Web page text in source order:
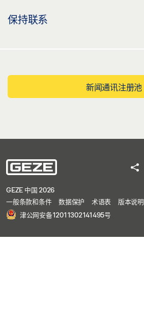
保持联系
新闻通讯注册池
GEZE 中国 2026
一般条款和条件
数据保护 术语表 版本说明
津公网安备12011302141495号